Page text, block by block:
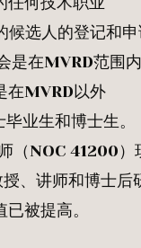
选人的登记和申
是在MVRD范围内
在MVRD以外
业生和博士生。
NOC 41200）
、讲师和博士后
被提高。